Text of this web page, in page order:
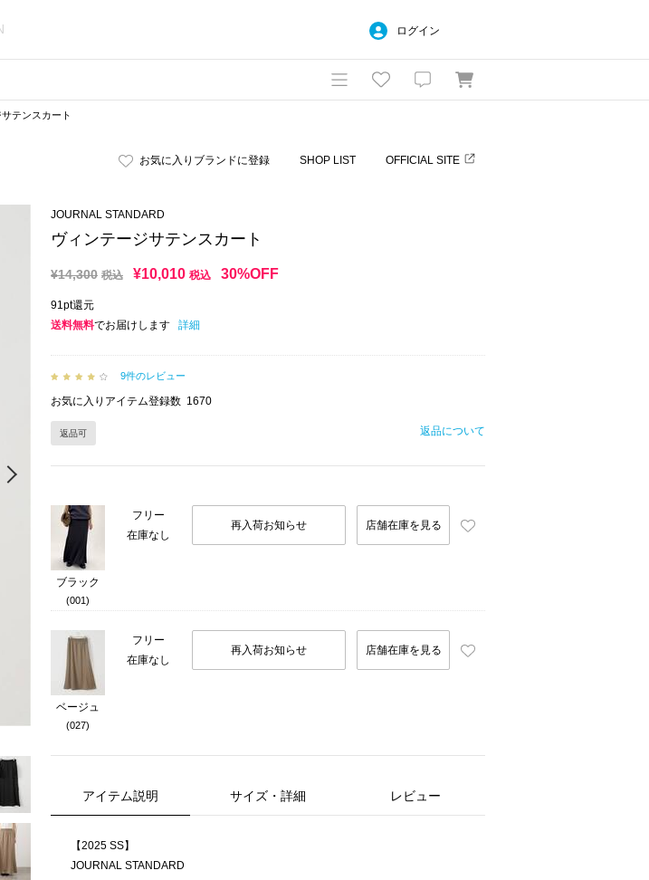
ログイン
テンスカート
お気に入りブランドに登録 SHOP LIST OFFICIAL SITE
Next
JOURNAL STANDARD
ヴィンテージサテンスカート
¥14,300 税込 ¥10,010 税込 30%OFF
91pt還元
送料無料でお届けします 詳細
9件のレビュー
お気に入りアイテム登録数 1670
返品可 返品について
ブラック
(001)
フリー
在庫なし
再入荷お知らせ 店舗在庫を見る
ベージュ
(027)
フリー
在庫なし
再入荷お知らせ 店舗在庫を見る
アイテム説明 サイズ・詳細 レビュー
【2025 SS】
JOURNAL STANDARD